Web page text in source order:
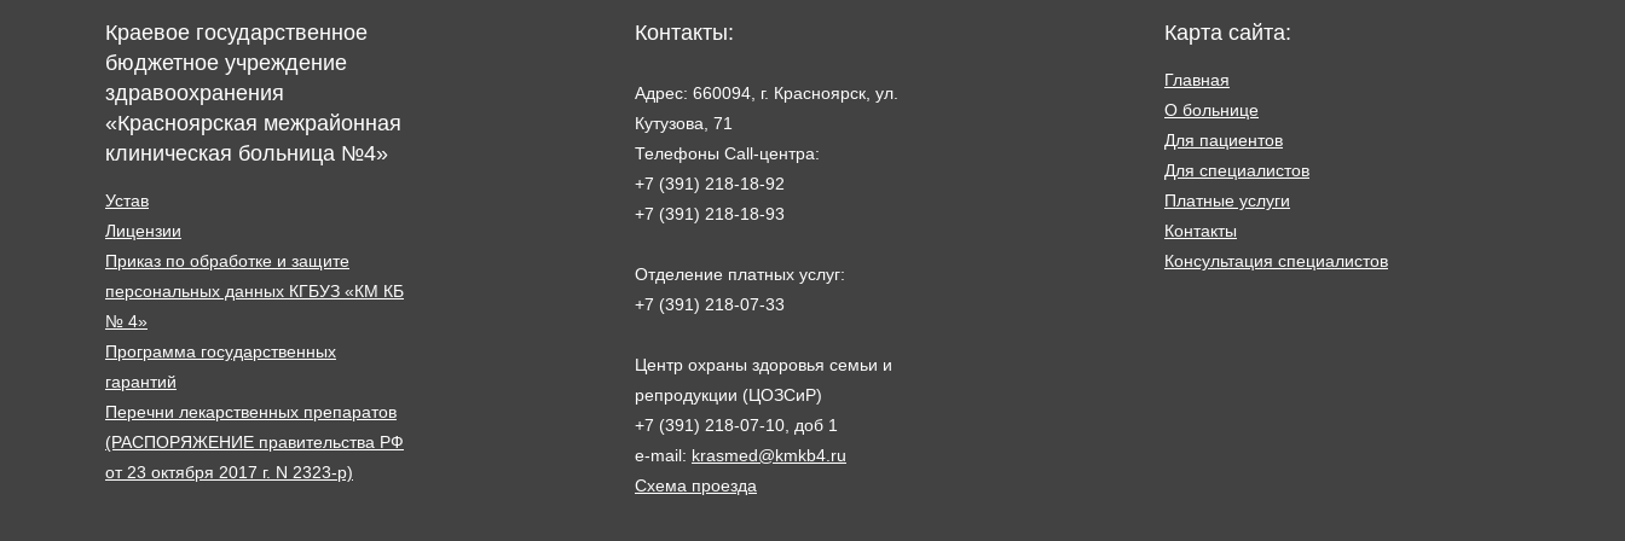
Краевое государственное
бюджетное учреждение
здравоохранения
«Красноярская межрайонная
клиническая больница №4»
Устав
Лицензии
Приказ по обработке и защите
персональных данных КГБУЗ «КМ КБ
№ 4»
Программа государственных
гарантий
Перечни лекарственных препаратов
(РАСПОРЯЖЕНИЕ правительства РФ
от 23 октября 2017 г. N 2323-р)
Контакты:
Адрес: 660094, г. Красноярск, ул.
Кутузова, 71
Телефоны Call-центра:
+7 (391) 218-18-92
+7 (391) 218-18-93
Отделение платных услуг:
+7 (391) 218-07-33
Центр охраны здоровья семьи и
репродукции (ЦОЗСиР)
+7 (391) 218-07-10, доб 1
e-mail: krasmed@kmkb4.ru
Схема проезда
Карта сайта:
Главная
О больнице
Для пациентов
Для специалистов
Платные услуги
Контакты
Консультация специалистов